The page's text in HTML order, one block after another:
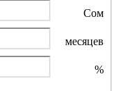
Сом
месяцев
%